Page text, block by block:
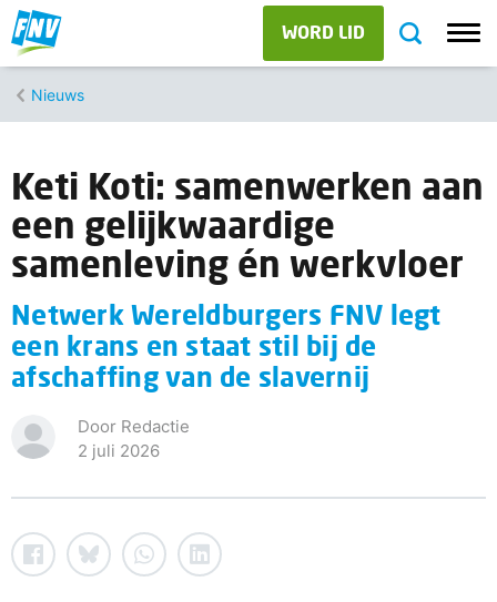
WORD LID
Nieuws
Keti Koti: samenwerken aan
een gelijkwaardige
samenleving én werkvloer
Netwerk Wereldburgers FNV legt
een krans en staat stil bij de
afschaffing van de slavernij
Door Redactie
2 juli 2026